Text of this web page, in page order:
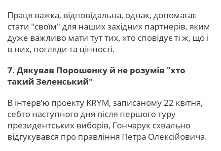
Праця важка, відповідальна, однак, допомагає
стати "своїм" для наших західних партнерів, яким
дуже важливо мати тут тих, хто сповідує ті ж, що і
в них, погляди та цінності.
7. Дякував Порошенку й не розумів "хто
такий Зеленський"
В інтерв’ю проекту KRYM, записаному 22 квітня,
себто наступного дня після першого туру
президентських виборів, Гончарук схвально
відгукувався про правління Петра Олексійовича.